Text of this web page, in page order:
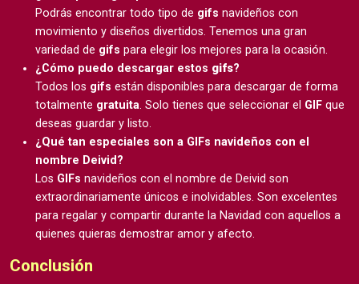
Podrás encontrar todo tipo de gifs navideños con
movimiento y diseños divertidos. Tenemos una gran
variedad de gifs para elegir los mejores para la ocasión.
¿Cómo puedo descargar estos gifs?
Todos los gifs están disponibles para descargar de forma
totalmente gratuita. Solo tienes que seleccionar el GIF que
deseas guardar y listo.
¿Qué tan especiales son a GIFs navideños con el
nombre Deivid?
Los GIFs navideños con el nombre de Deivid son
extraordinariamente únicos e inolvidables. Son excelentes
para regalar y compartir durante la Navidad con aquellos a
quienes quieras demostrar amor y afecto.
Conclusión